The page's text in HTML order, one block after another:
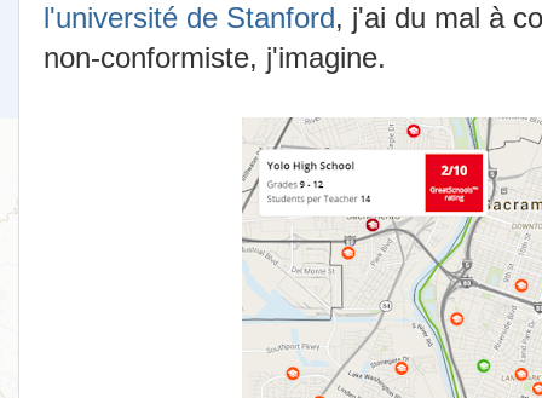
l'université de Stanford, j'ai du mal à
non-conformiste, j'imagine.